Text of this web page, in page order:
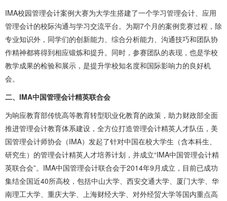
IMA校园管理会计案例大赛为大学生搭建了一个学习管理会计、应用
管理会计的校际沟通与学习交流平台。为期7个月的案例竞赛过程，除
专业知识外，同学们的创新能力、综合分析能力、沟通技巧和团队协
作精神都将得到相应锻炼和提升。同时，参赛团队的表现，也是学校
教学成果的检验和展示，是提升学校知名度和国际影响力的良好机
会。
二、IMA中国管理会计精英联合会
为响应教育部传统高等教育转型职业化教育的政策，助力财政部全面
推进管理会计教育体系建设，全方位打造管理会计精英人才队伍，美
国管理会计师协会（IMA）发起了针对中国在校大学生（含本科生、
研究生）的管理会计精英人才培养计划，并成立“IMA中国管理会计精
英联合会”。IMA中国管理会计联合会于2014年9月成立，目前已成功
集结全国近40所高校，包括中山大学、西安交通大学、厦门大学、华
南理工大学、重庆大学、上海财经大学、对外经贸大学等国内重点高